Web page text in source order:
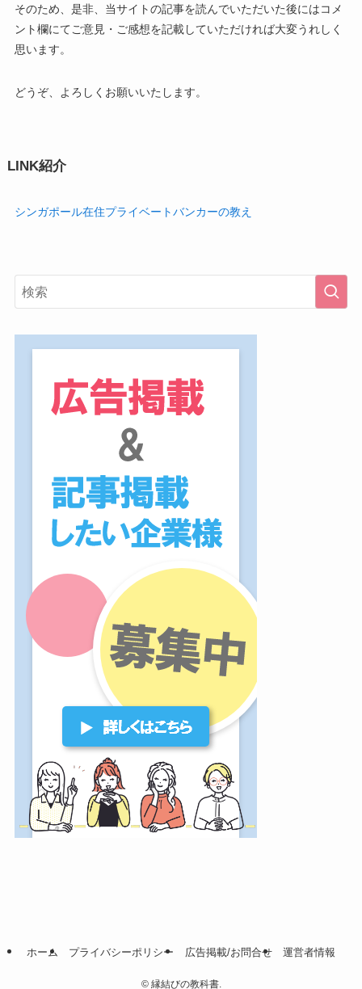
そのため、是非、当サイトの記事を読んでいただいた後にはコメ
ント欄にてご意見・ご感想を記載していただければ大変うれしく
思います。
どうぞ、よろしくお願いいたします。
LINK紹介
シンガポール在住プライベートバンカーの教え
ホーム プライバシーポリシー 広告掲載/お問合せ 運営者情報
©縁結びの教科書.